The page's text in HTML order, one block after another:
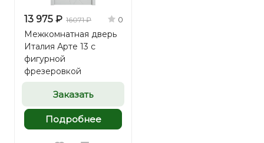
13 975 ₽ 16071 ₽ 0
Межкомнатная дверь
Италия Арте 13 с
фигурной
фрезеровкой
Заказать
Подробнее